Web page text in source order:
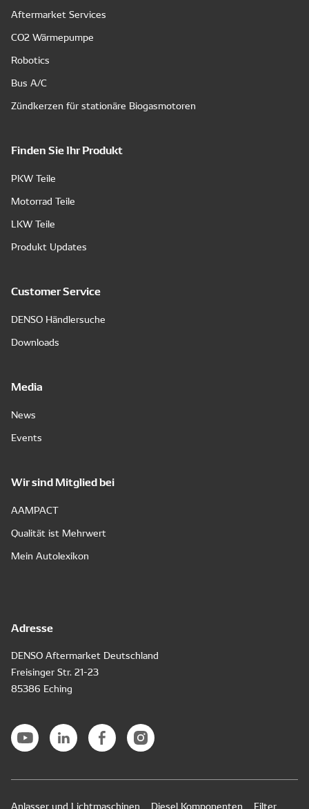
Aftermarket Services
CO2 Wärmepumpe
Robotics
Bus A/C
Zündkerzen für stationäre Biogasmotoren
Finden Sie Ihr Produkt
PKW Teile
Motorrad Teile
LKW Teile
Produkt Updates
Customer Service
DENSO Händlersuche
Downloads
Media
News
Events
Wir sind Mitglied bei
AAMPACT
Qualität ist Mehrwert
Mein Autolexikon
Adresse
DENSO Aftermarket Deutschland
Freisinger Str. 21-23
85386 Eching
Anlasser und Lichtmaschinen Diesel Komponenten Filter